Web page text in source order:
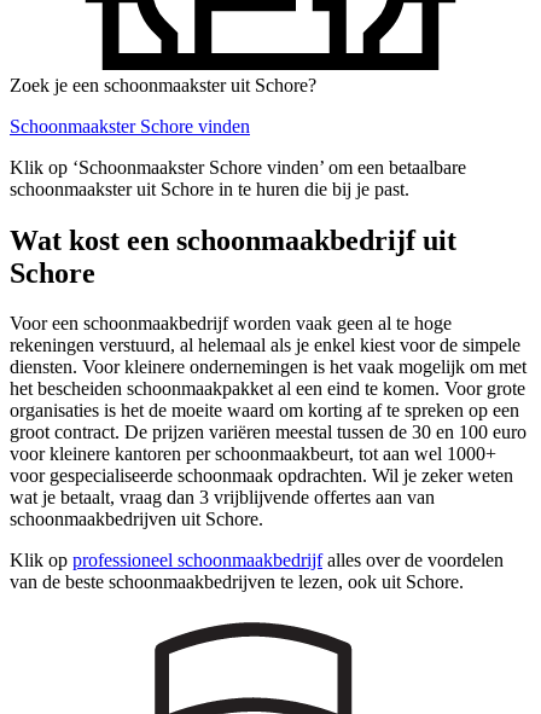
Zoek je een schoonmaakster uit Schore?
Schoonmaakster Schore vinden
Klik op ‘Schoonmaakster Schore vinden’ om een betaalbare
schoonmaakster uit Schore in te huren die bij je past.
Wat kost een schoonmaakbedrijf uit
Schore
Voor een schoonmaakbedrijf worden vaak geen al te hoge
rekeningen verstuurd, al helemaal als je enkel kiest voor de simpele
diensten. Voor kleinere ondernemingen is het vaak mogelijk om met
het bescheiden schoonmaakpakket al een eind te komen. Voor grote
organisaties is het de moeite waard om korting af te spreken op een
groot contract. De prijzen variëren meestal tussen de 30 en 100 euro
voor kleinere kantoren per schoonmaakbeurt, tot aan wel 1000+
voor gespecialiseerde schoonmaak opdrachten. Wil je zeker weten
wat je betaalt, vraag dan 3 vrijblijvende offertes aan van
schoonmaakbedrijven uit Schore.
Klik op professioneel schoonmaakbedrijfalles over de voordelen
van de beste schoonmaakbedrijven te lezen, ook uit Schore.